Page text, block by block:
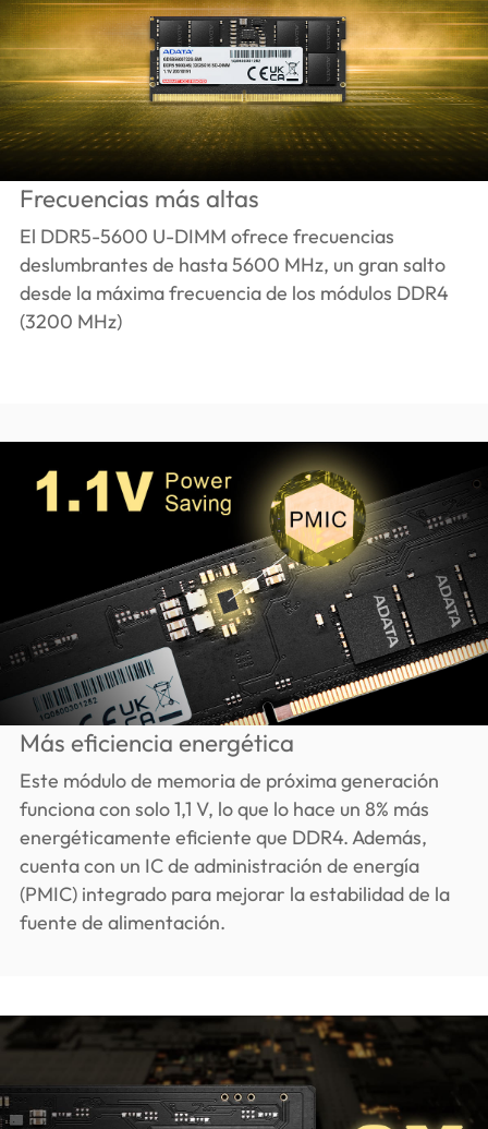
Frecuencias más altas
El DDR5-5600 U-DIMM ofrece frecuencias
deslumbrantes de hasta 5600 MHz, un gran salto
desde la máxima frecuencia de los módulos DDR4
(3200 MHz)
Más eficiencia energética
Este módulo de memoria de próxima generación
funciona con solo 1,1 V, lo que lo hace un 8% más
energéticamente eficiente que DDR4. Además,
cuenta con un IC de administración de energía
(PMIC) integrado para mejorar la estabilidad de la
fuente de alimentación.